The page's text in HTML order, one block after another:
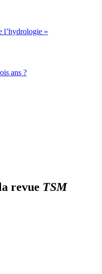
l’hydrologie »
revue TSM